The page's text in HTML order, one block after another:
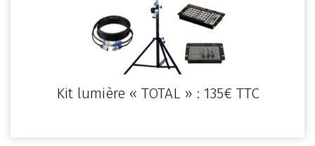
Kit lumière « TOTAL » : 135€ TTC